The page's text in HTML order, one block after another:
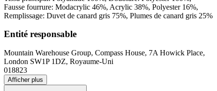
Fausse fourrure: Modacrylic 46%, Acrylic 38%, Polyester 16%,
Remplissage: Duvet de canard gris 75%, Plumes de canard gris 25%
Entité responsable
Mountain Warehouse Group, Compass House, 7A Howick Place,
London SW1P 1DZ, Royaume-Uni
018823
Afficher plus